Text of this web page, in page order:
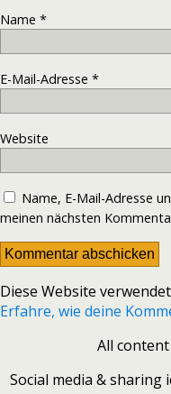
Name *
E-Mail-Adresse *
Website
Name, E-Mail-Adresse
meinen nächsten
Diese Website
Erfahre, wie deine
All
Social media & sharing